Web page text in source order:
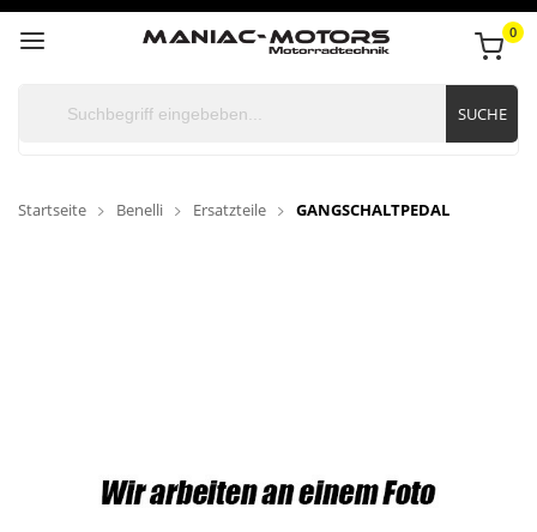
0
SUCHE
Startseite Benelli Ersatzteile GANGSCHALTPEDAL